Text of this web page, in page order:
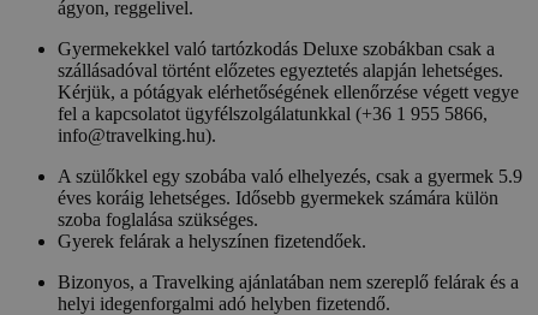
ágyon, reggelivel.
Gyermekekkel való tartózkodás Deluxe szobákban csak a
szállásadóval történt előzetes egyeztetés alapján lehetséges.
Kérjük, a pótágyak elérhetőségének ellenőrzése végett vegye
fel a kapcsolatot ügyfélszolgálatunkkal (+36 1 955 5866,
info@travelking.hu).
A szülőkkel egy szobába való elhelyezés, csak a gyermek 5.9
éves koráig lehetséges. Idősebb gyermekek számára külön
szoba foglalása szükséges.
Gyerek felárak a helyszínen fizetendőek.
Bizonyos, a Travelking ajánlatában nem szereplő felárak és a
helyi idegenforgalmi adó helyben fizetendő.